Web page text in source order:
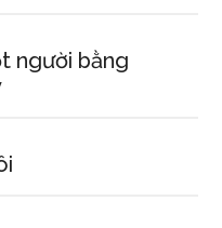
người bằng